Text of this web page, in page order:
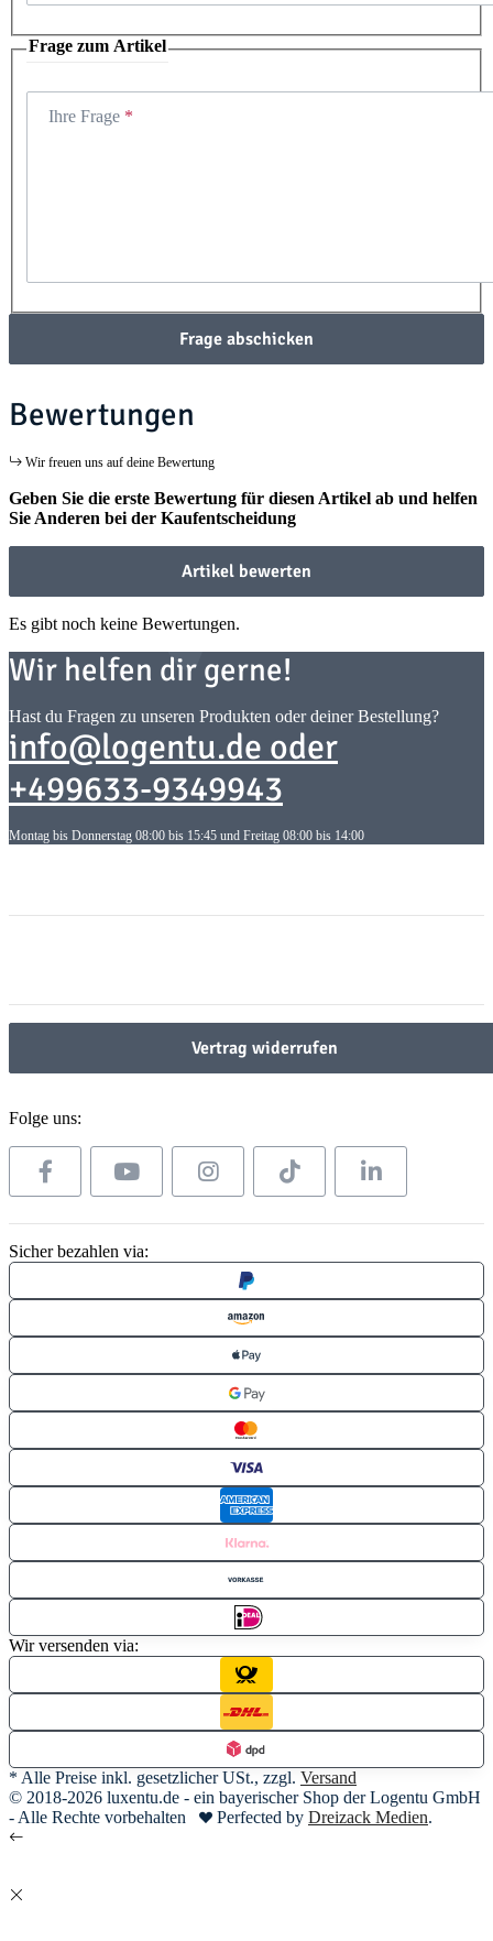
Frage zum Artikel
Ihre Frage
Frage abschicken
Bewertungen
Wir freuen uns auf deine Bewertung
Geben Sie die erste Bewertung für diesen Artikel ab und helfen
Sie Anderen bei der Kaufentscheidung
Artikel bewerten
Es gibt noch keine Bewertungen.
Wir helfen dir gerne!
Hast du Fragen zu unseren Produkten oder deiner Bestellung?
info@logentu.de oder
+499633-9349943
Montag bis Donnerstag 08:00 bis 15:45 und Freitag 08:00 bis 14:00
Vertrag widerrufen
Folge uns:
Sicher bezahlen via:
Wir versenden via:
* Alle Preise inkl. gesetzlicher USt., zzgl. Versand
© 2018-2026 luxentu.de - ein bayerischer Shop der Logentu GmbH
- Alle Rechte vorbehalten
Perfected by Dreizack Medien.